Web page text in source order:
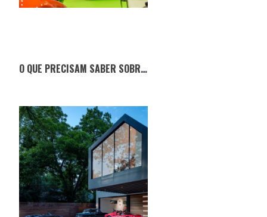
O QUE PRECISAM SABER SOBRE O SALÃO MOTORCLÁSSICO